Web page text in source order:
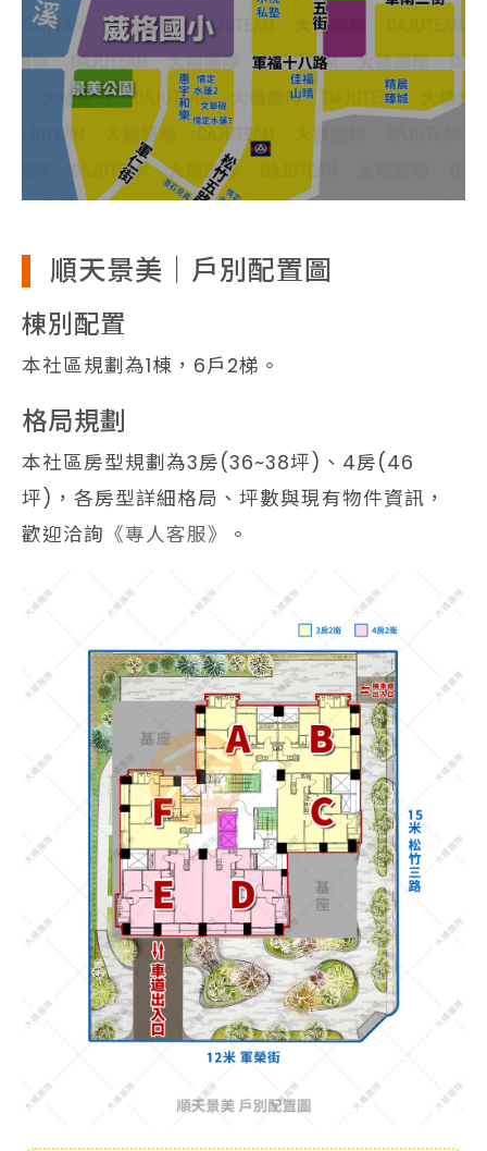
順天景美｜戶別配置圖
棟別配置
本社區規劃為1棟，6戶2梯。
格局規劃
本社區房型規劃為3房(36~38坪)、4房(46
坪)，各房型詳細格局、坪數與現有物件資訊，
歡迎洽詢 《專人客服》 。